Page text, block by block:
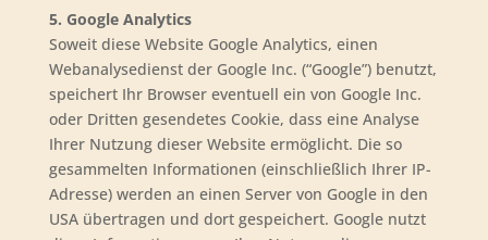
5. Google Analytics
Soweit diese Website Google Analytics, einen
Webanalysedienst der Google Inc. (“Google”) benutzt,
speichert Ihr Browser eventuell ein von Google Inc.
oder Dritten gesendetes Cookie, dass eine Analyse
Ihrer Nutzung dieser Website ermöglicht. Die so
gesammelten Informationen (einschließlich Ihrer IP-
Adresse) werden an einen Server von Google in den
USA übertragen und dort gespeichert. Google nutzt